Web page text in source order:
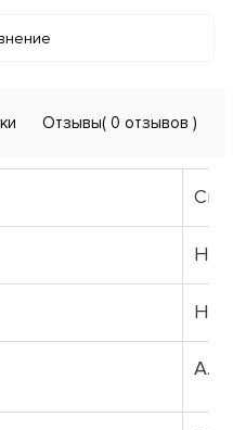
Отзывы( 0 отзывов )